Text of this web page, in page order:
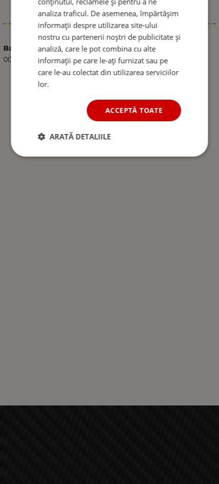
Caracteristici
Barcode (ISBN, UPC, etc.)
0000519584220
analiza traficul. De asemenea, împărtășim
informații despre utilizarea site-ului
nostru cu partenerii noștri de publicitate și
analiză, care le pot combina cu alte
informații pe care le-ați furnizat sau pe
care le-au colectat din utilizarea serviciilor
lor.
ACCEPTĂ TOATE
ARATĂ DETALIILE